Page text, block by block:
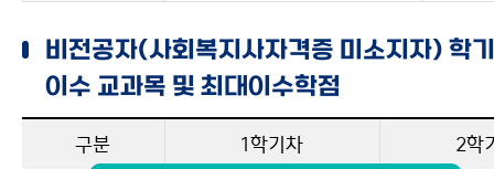
비전공자(사회복지사자격증 미소지자) 학
이수 교과목 및 최대이수학점
구분 1학기차 2학